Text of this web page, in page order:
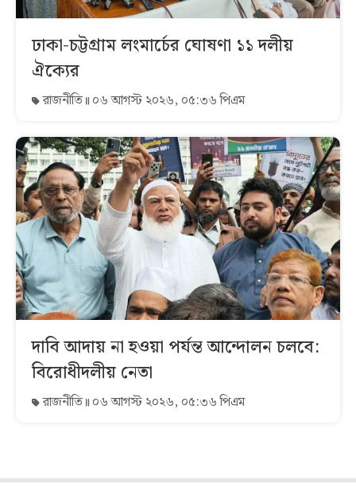
ঢাকা-চট্টগ্রাম লংমার্চের ঘোষণা ১১ দলীয়
ঐক্যের
রাজনীতি ০৬ আগস্ট ২০২৬, ০৫:৩৬ পিএম
দাবি আদায় না হওয়া পর্যন্ত আন্দোলন চলবে:
বিরোধীদলীয় নেতা
রাজনীতি ০৬ আগস্ট ২০২৬, ০৫:৩৬ পিএম